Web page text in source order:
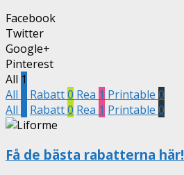
Facebook
Twitter
Google+
Pinterest
All 1
All
Rabatt0 Rea 1 Printable 0
All
Rabatt0 Rea 1 Printable 0
Få de bästa rabatterna här!